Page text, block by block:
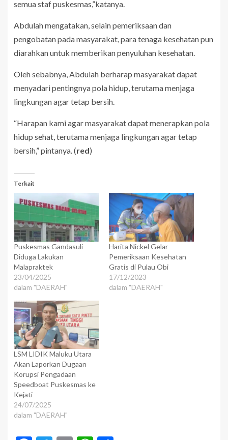
semua staf puskesmas,”katanya.
Abdulah mengatakan, selain pemeriksaan dan
pengobatan pada masyarakat, para tenaga kesehatan pun
diarahkan untuk memberikan penyuluhan kesehatan.
Oleh sebabnya, Abdulah berharap masyarakat dapat
menyadari pentingnya pola hidup, terutama menjaga
lingkungan agar tetap bersih.
“Harapan kami agar masyarakat dapat menerapkan pola
hidup sehat, terutama menjaga lingkungan agar tetap
bersih,” pintanya. (red)
Terkait
Puskesmas Gandasuli
Diduga Lakukan
Malapraktek
23/04/2025
dalam "DAERAH"
Harita Nickel Gelar
Pemeriksaan Kesehatan
Gratis di Pulau Obi
17/12/2023
dalam "DAERAH"
LSM LIDIK Maluku Utara
Akan Laporkan Dugaan
Korupsi Pengadaan
Speedboat Puskesmas ke
Kejati
24/07/2025
dalam "DAERAH"